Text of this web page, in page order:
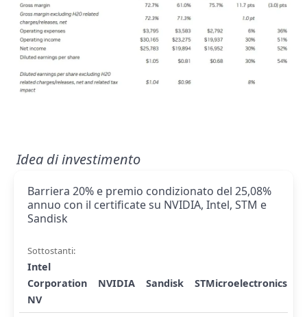
Idea di investimento
Barriera 20% e premio condizionato del 25,08%
annuo con il certificate su NVIDIA, Intel, STM e
Sandisk
Sottostanti:
Intel
Corporation
NVIDIA Sandisk
STMicroelectronics
NV